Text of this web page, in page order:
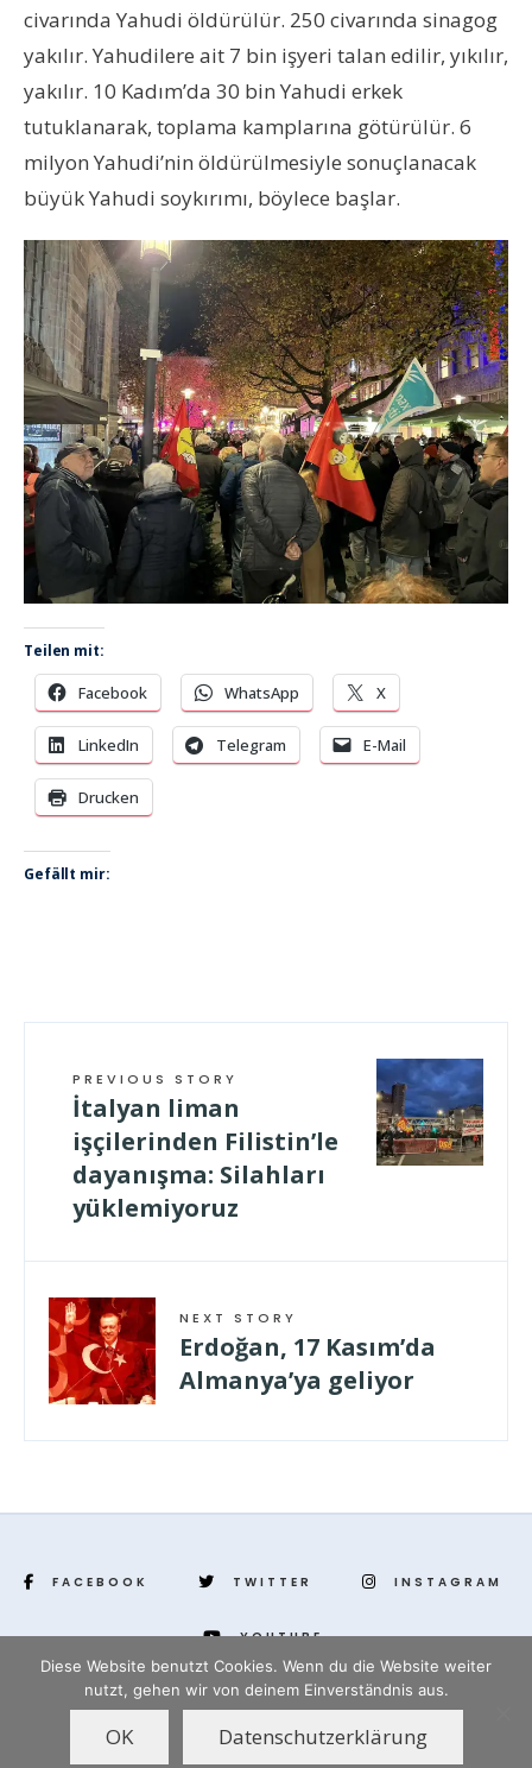
civarında Yahudi öldürülür. 250 civarında sinagog
yakılır. Yahudilere ait 7 bin işyeri talan edilir, yıkılır,
yakılır. 10 Kadım’da 30 bin Yahudi erkek
tutuklanarak, toplama kamplarına götürülür. 6
milyon Yahudi’nin öldürülmesiyle sonuçlanacak
büyük Yahudi soykırımı, böylece başlar.
Teilen mit:
Facebook WhatsApp X
LinkedIn Telegram E-Mail
Drucken
Gefällt mir:
PREVIOUS STORY
İtalyan liman
işçilerinden Filistin’le
dayanışma: Silahları
yüklemiyoruz
NEXT STORY
Erdoğan, 17 Kasım’da
Almanya’ya geliyor
FACEBOOK TWITTER INSTAGRAM
YOUTUBE
www.yenihayat.de
Diese Website benutzt Cookies. Wenn du die Website weiter
nutzt, gehen wir von deinem Einverständnis aus.
OK Datenschutzerklärung